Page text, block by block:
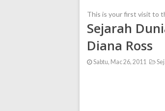
This is your first visit to
Sejarah
Diana Ross
Sabtu, Mac 26, 2011